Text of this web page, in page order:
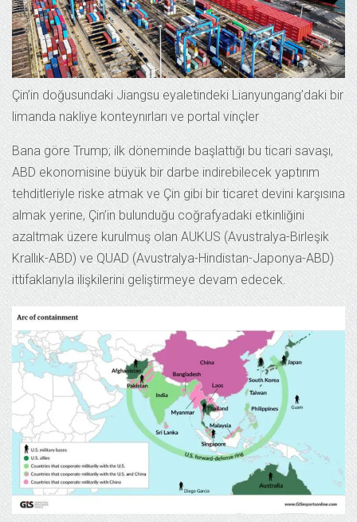
Çin’in doğusundaki Jiangsu eyaletindeki Lianyungang’daki bir
limanda nakliye konteynırları ve portal vinçler
Bana göre Trump; ilk döneminde başlattığı bu ticari savaşı,
ABD ekonomisine büyük bir darbe indirebilecek yaptırım
tehditleriyle riske atmak ve Çin gibi bir ticaret devini karşısına
almak yerine, Çin’in bulunduğu coğrafyadaki etkinliğini
azaltmak üzere kurulmuş olan AUKUS (Avustralya-Birleşik
Krallık-ABD) ve QUAD (Avustralya-Hindistan-Japonya-ABD)
ittifaklarıyla ilişkilerini geliştirmeye devam edecek.